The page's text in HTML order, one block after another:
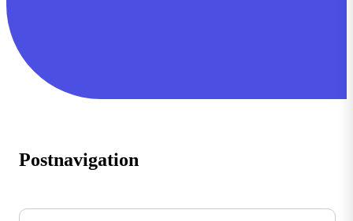
Postnavigation